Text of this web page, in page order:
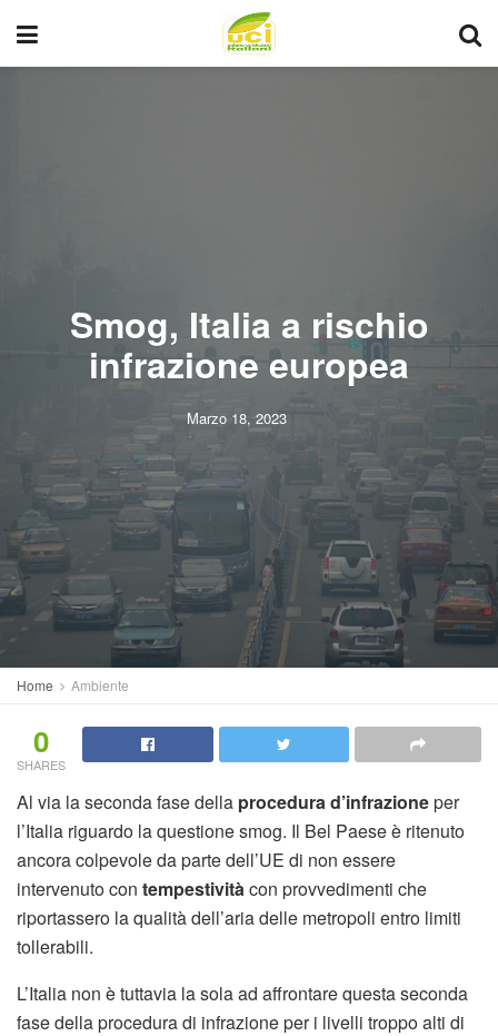
Smog, Italia a rischio
infrazione europea
Marzo 18, 2023
Home Ambiente
0
SHARES
Al via la seconda fase della procedura d’infrazioneper
l’Italia riguardo la questione smog. Il Bel Paese è ritenuto
ancora colpevole da parte dell’UE di non essere
intervenuto con tempestivitàcon provvedimenti che
riportassero la qualità dell’aria delle metropoli entro limiti
tollerabili.
L’Italia non è tuttavia la sola ad affrontare questa seconda
fase della procedura di infrazione per i livelli troppo alti di